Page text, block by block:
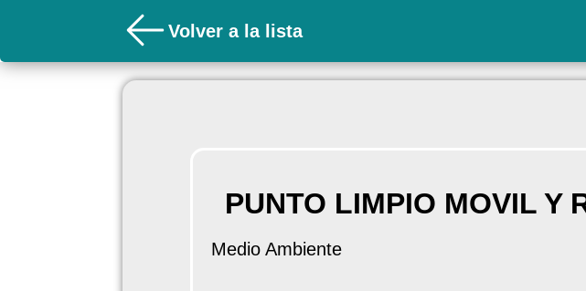
Volver a la lista
PUNTO LIMPIO MOVIL Y
Medio Ambiente